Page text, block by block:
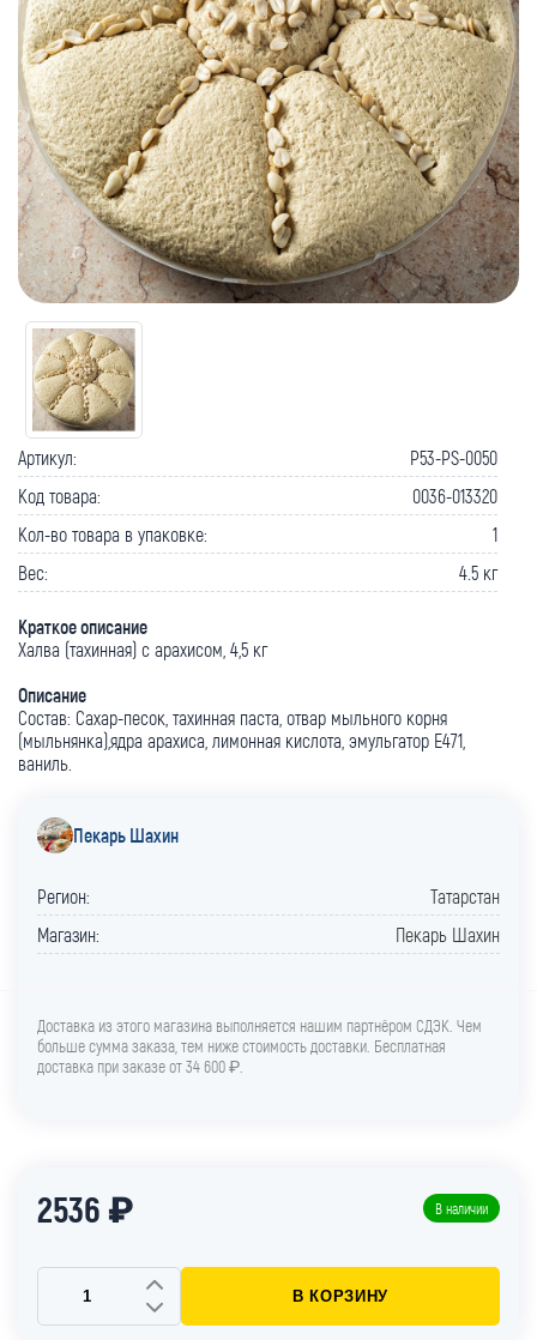
Артикул:
P53-PS-0050
Код товара:
0036-013320
Кол-во товара в упаковке:
1
Вес:
4.5 кг
Краткое описание
Халва (тахинная) с арахисом, 4,5 кг
Описание
Состав: Сахар-песок, тахинная паста, отвар мыльного корня
(мыльнянка),ядра арахиса, лимонная кислота, эмульгатор Е471,
ваниль.
Пекарь Шахин
Регион:
Татарстан
Магазин:
Пекарь Шахин
Доставка из этого магазина выполняется нашим партнёром СДЭК. Чем
больше сумма заказа, тем ниже стоимость доставки. Бесплатная
доставка при заказе от 34 600 ₽.
2536 ₽ В наличии
В КОРЗИНУ